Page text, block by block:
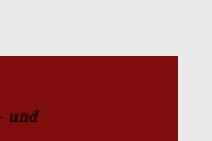
und